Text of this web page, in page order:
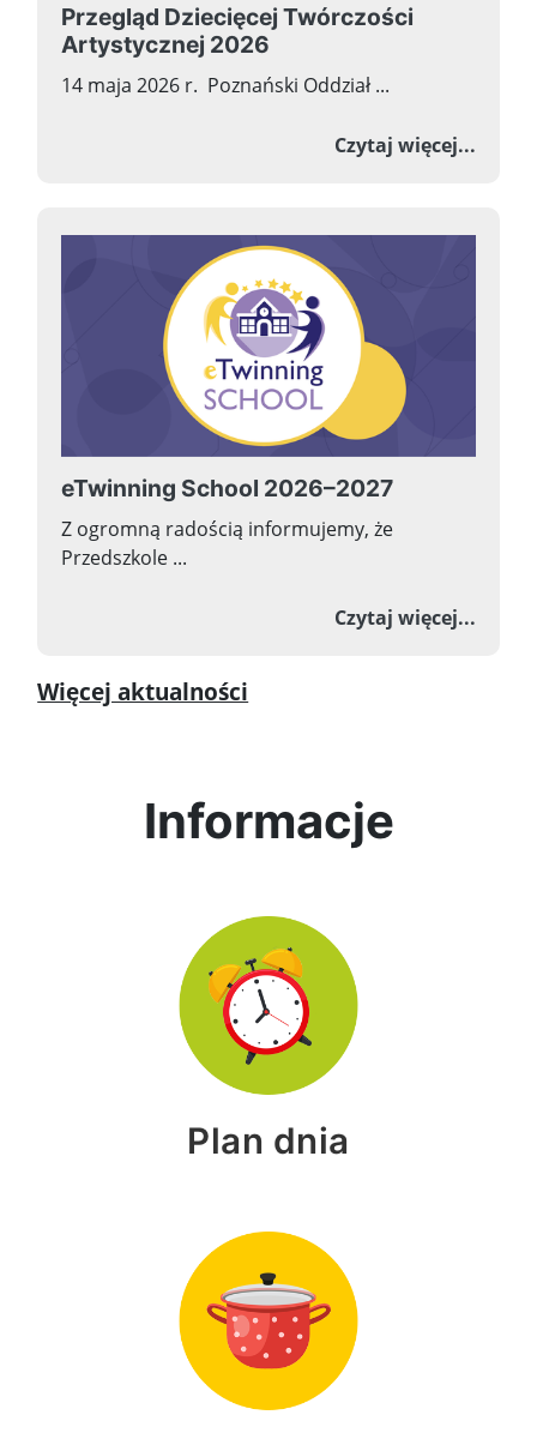
Przegląd Dziecięcej Twórczości
Artystycznej 2026
14 maja 2026 r. Poznański Oddział ...
Czytaj więcej...o
eTwinning School 2026–2027
Z ogromną radością informujemy, że
Przedszkole ...
Czytaj więcej...o
Więcej aktualności
Informacje
Plan dnia